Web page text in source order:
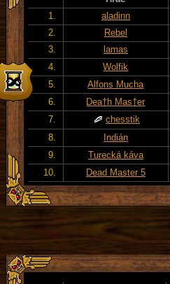
1.
aladinn
2.
Rebel
3.
lamas
4.
Wolfik
5.
Alfons Mucha
6.
Dea†h Mas†er
7.
chesstik
8.
Indián
9.
Turecká káva
10.
Dead Master 5